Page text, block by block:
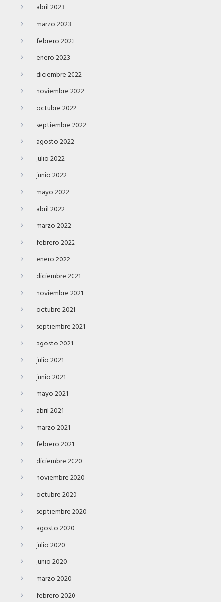
abril 2023
marzo 2023
febrero 2023
enero 2023
diciembre 2022
noviembre 2022
octubre 2022
septiembre 2022
agosto 2022
julio 2022
junio 2022
mayo 2022
abril 2022
marzo 2022
febrero 2022
enero 2022
diciembre 2021
noviembre 2021
octubre 2021
septiembre 2021
agosto 2021
julio 2021
junio 2021
mayo 2021
abril 2021
marzo 2021
febrero 2021
diciembre 2020
noviembre 2020
octubre 2020
septiembre 2020
agosto 2020
julio 2020
junio 2020
marzo 2020
febrero 2020